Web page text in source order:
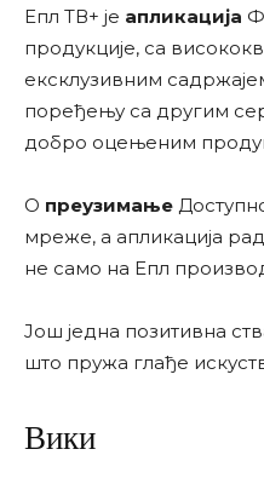
Епл ТВ+ је апликација
продукције, са
ексклузивним
поређењу са другим
добро оцењеним
О преузимање
мреже, а апликација
не само на Епл
Још једна позитивна
што пружа глађе
Вики